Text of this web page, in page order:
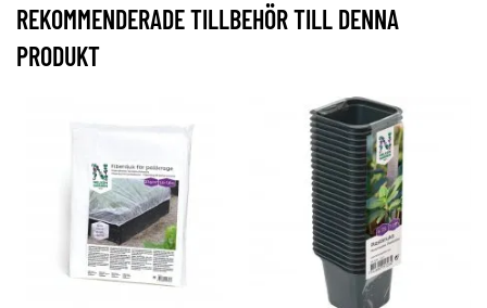
REKOMMENDERADE TILLBEHÖR TILL DENNA
PRODUKT